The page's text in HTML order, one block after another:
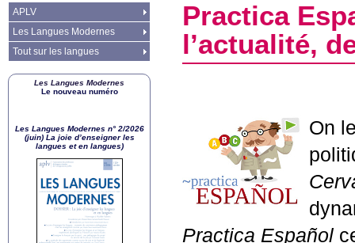
Practica
l’actualité,
On
Practica Español
APLV
Les Langues Modernes
Tout sur les langues
Les Langues Modernes
Le nouveau numéro
Les Langues Modernes n° 2/2026
(juin) La joie d’enseigner les
langues et en langues)